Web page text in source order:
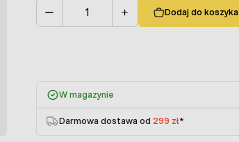
Dodaj do koszyka
W magazynie
Darmowa dostawa od 299 zł*